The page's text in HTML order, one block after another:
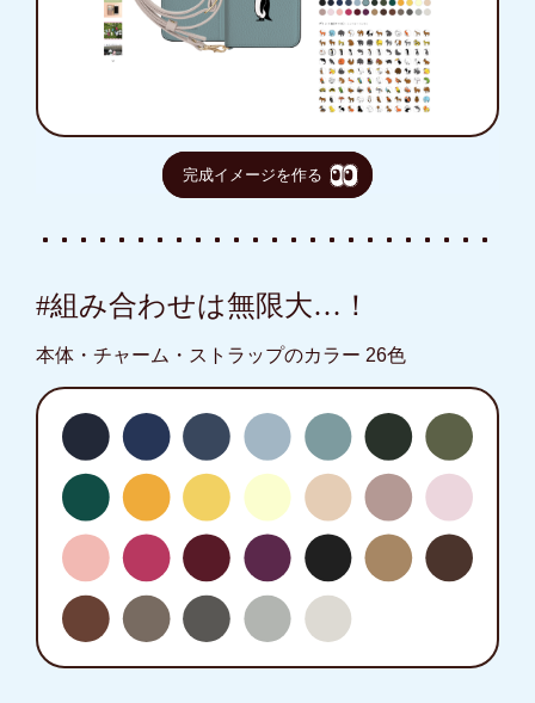
完成イメージを作る
#組み合わせは無限大…！
本体・チャーム・ストラップのカラー 26色